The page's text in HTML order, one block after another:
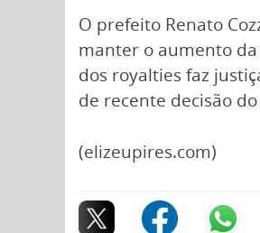
O prefeito Renato
manter o aumento da
dos royalties faz
de recente decisão
(elizeupires.com)